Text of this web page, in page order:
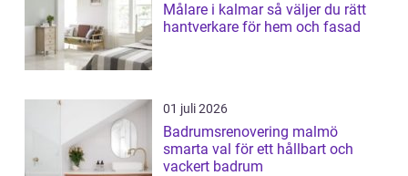
Målare i kalmar så väljer du rätt
hantverkare för hem och fasad
01 juli 2026
Badrumsrenovering malmö
smarta val för ett hållbart och
vackert badrum